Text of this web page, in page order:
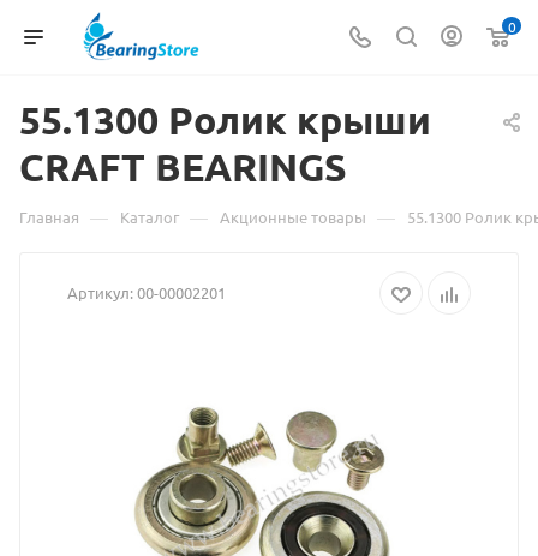
0
55.1300 Ролик крыши
CRAFT BEARINGS
Главная — Каталог — Акционные товары — 55.1300 Ролик
Артикул:00-00002201